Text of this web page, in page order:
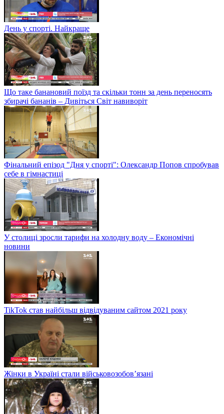
День у спорті. Найкраще
Що таке банановий поїзд та скільки тонн за день переносять
збирачі бананів – Дивіться Світ навиворіт
Фінальний епізод "Дня у спорті": Олександр Попов спробував
себе в гімнастиці
У столиці зросли тарифи на холодну воду – Економічні
новини
TikTok став найбільш відвідуваним сайтом 2021 року
Жінки в Україні стали військовозобов’язані